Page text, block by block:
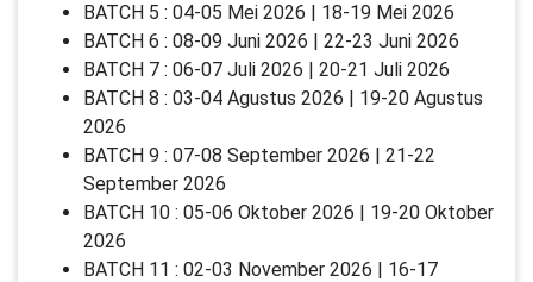
BATCH 5 : 04-05 Mei 2026 | 18-19 Mei 2026
BATCH 6 : 08-09 Juni 2026 | 22-23 Juni 2026
BATCH 7 : 06-07 Juli 2026 | 20-21 Juli 2026
BATCH 8 : 03-04 Agustus 2026 | 19-20 Agustus
2026
BATCH 9 : 07-08 September 2026 | 21-22
September 2026
BATCH 10 : 05-06 Oktober 2026 | 19-20 Oktober
2026
BATCH 11 : 02-03 November 2026 | 16-17